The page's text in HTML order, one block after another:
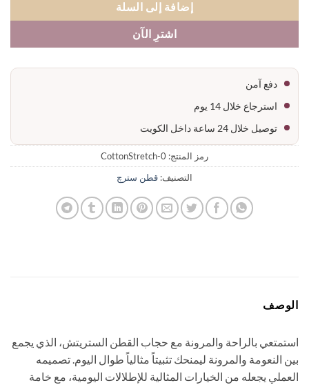
إضافة إلى السلة
اشترِ الآن
دفع آمن
استرجاع خلال 14 يوم
توصيل خلال 24 ساعة داخل الكويت
رمز المنتج:CottonStretch-0
التصنيف:قطن سترچ
بالراحة والمرونة مع حجاب القطن الستريتش، الذي يجمع
النعومة والمرونة ليمنحك تثبيتاً مثالياً طوال اليوم. تصميمه
يجعله من الخيارات المثالية للإطلالات اليومية، مع خامة